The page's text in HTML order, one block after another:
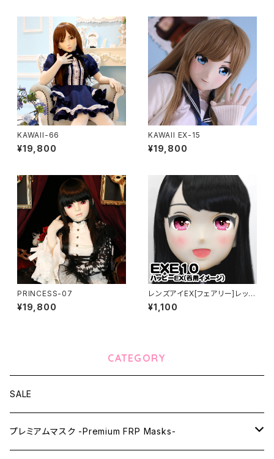
KAWAII-66
¥19,800
KAWAII EX-15
¥19,800
PRINCESS-07
¥19,800
レンズアイEX[フェアリー]レッド
Lens Eye EX[FAIRY]red
¥1,100
CATEGORY
SALE
プレミアムマスク -Premium FRP Masks-